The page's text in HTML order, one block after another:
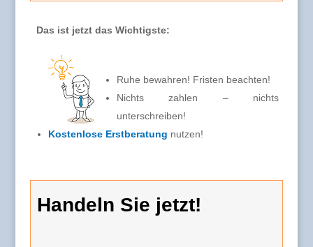
Das ist jetzt das Wichtigste:
Ruhe bewahren! Fristen beachten!
Nichts zahlen – nichts
unterschreiben!
Kostenlose Erstberatung nutzen!
Handeln Sie jetzt!